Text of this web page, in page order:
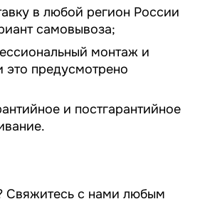
в любой регион России
самовывоза;
монтаж и
это предусмотрено
и постгарантийное
Свяжитесь с нами любым